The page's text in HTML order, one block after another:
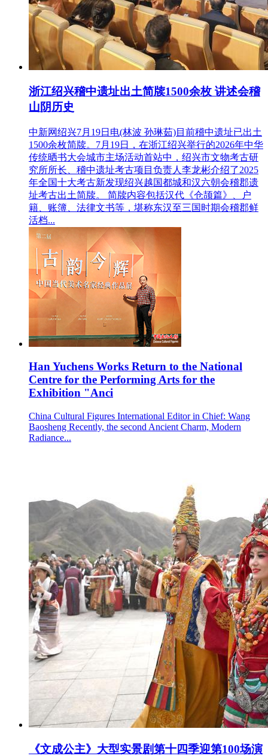
浙江绍兴稽中遗址出土简牍1500余枚 讲述会稽
山阴历史
中新网绍兴7月19日电(林波 孙琳茹)目前稽中遗址已出土
1500余枚简牍。7月19日，在浙江绍兴举行的2026年中华
传统晒书大会城市主场活动首站中，绍兴市文物考古研
究所所长、稽中遗址考古项目负责人李龙彬介绍了2025
年全国十大考古新发现绍兴越国都城和汉六朝会稽郡遗
址考古出土简牍。 简牍内容包括汉代《仓颉篇》、户
籍、账簿、法律文书等，堪称东汉至三国时期会稽郡鲜
活档...
Han Yuchens Works Return to the National
Centre for the Performing Arts for the
Exhibition "Anci
China Cultural Figures International Editor in Chief: Wang
Baosheng Recently, the second Ancient Charm, Modern
Radiance...
《文成公主》大型实景剧第十四季迎第100场演